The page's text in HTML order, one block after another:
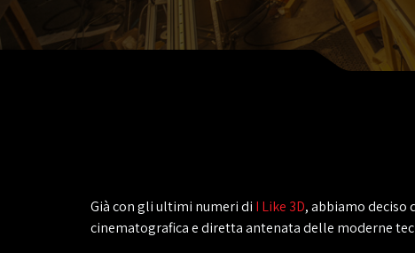
Già con gli ultimi numeri di I Like 3D, abbiamo
cinematografica e diretta antenata delle moderne